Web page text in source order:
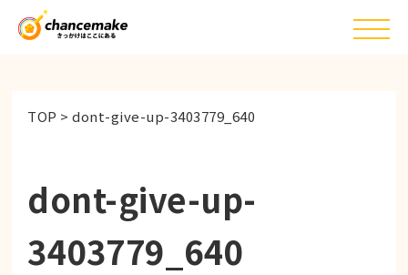
TOP >dont-give-up-3403779_640
dont-give-up-
3403779_640